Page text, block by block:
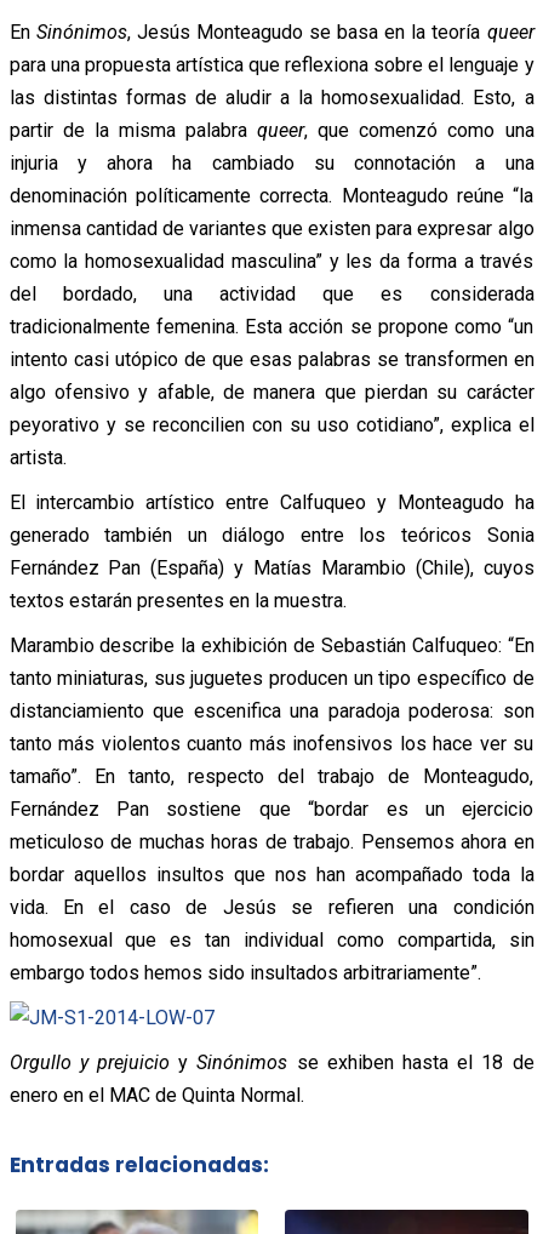
En Sinónimos, Jesús Monteagudo se basa en la teoría queer
para una propuesta artística que reflexiona sobre el lenguaje y
las distintas formas de aludir a la homosexualidad. Esto, a
partir de la misma palabraqueer, que comenzó como una
injuria y ahora ha cambiado su connotación a una
denominación políticamente correcta. Monteagudo reúne “la
inmensa cantidad de variantes que existen para expresar algo
como la homosexualidad masculina” y les da forma a través
del bordado, una actividad que es considerada
tradicionalmente femenina. Esta acción se propone como “un
intento casi utópico de que esas palabras se transformen en
algo ofensivo y afable, de manera que pierdan su carácter
peyorativo y se reconcilien con su uso cotidiano”, explica el
artista.
El intercambio artístico entre Calfuqueo y Monteagudo ha
generado también un diálogo entre los teóricos Sonia
Fernández Pan (España) y Matías Marambio (Chile), cuyos
textos estarán presentes en la muestra.
Marambio describe la exhibición de Sebastián Calfuqueo: “En
tanto miniaturas, sus juguetes producen un tipo específico de
distanciamiento que escenifica una paradoja poderosa: son
tanto más violentos cuanto más inofensivos los hace ver su
tamaño”. En tanto, respecto del trabajo de Monteagudo,
Fernández Pan sostiene que “bordar es un ejercicio
meticuloso de muchas horas de trabajo. Pensemos ahora en
bordar aquellos insultos que nos han acompañado toda la
vida. En el caso de Jesús se refieren una condición
homosexual que es tan individual como compartida, sin
embargo todos hemos sido insultados arbitrariamente”.
Orgullo y prejuicio ySinónimos se exhiben hasta el 18 de
enero en el MAC de Quinta Normal.
Entradas relacionadas: